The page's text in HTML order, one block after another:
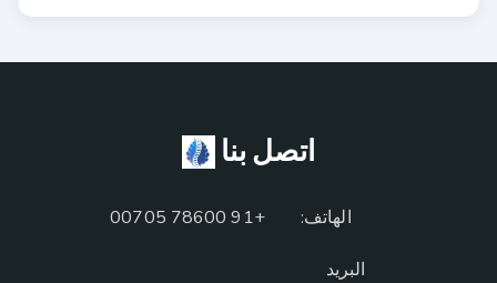
اتصل بنا
الهاتف: +91 78600 00705
البريد